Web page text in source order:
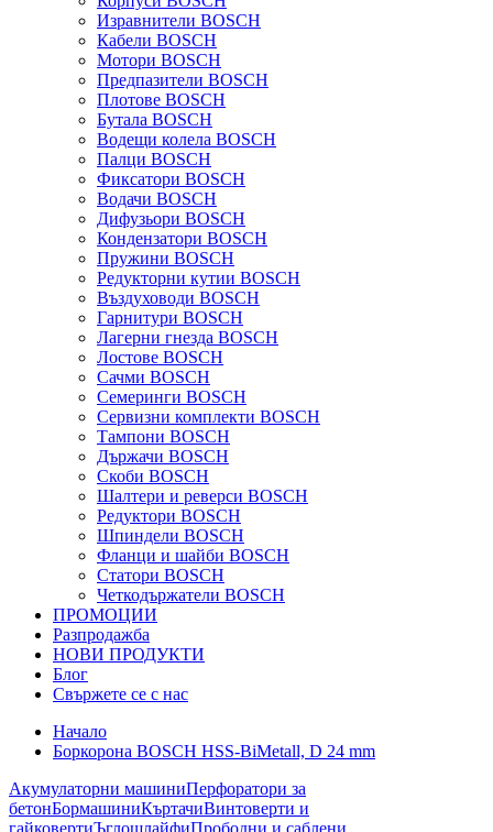
Изравнители BOSCH
Кабели BOSCH
Мотори BOSCH
Предпазители BOSCH
Плотове BOSCH
Бутала BOSCH
Водещи колела BOSCH
Палци BOSCH
Фиксатори BOSCH
Водачи BOSCH
Дифузьори BOSCH
Кондензатори BOSCH
Пружини BOSCH
Редукторни кутии BOSCH
Въздуховоди BOSCH
Гарнитури BOSCH
Лагерни гнезда BOSCH
Лостове BOSCH
Сачми BOSCH
Семеринги BOSCH
Сервизни комплекти BOSCH
Тампони BOSCH
Държачи BOSCH
Скоби BOSCH
Шалтери и реверси BOSCH
Редуктори BOSCH
Шпиндели BOSCH
Фланци и шайби BOSCH
Статори BOSCH
Четкодържатели BOSCH
ПРОМОЦИИ
Разпродажба
НОВИ ПРОДУКТИ
Блог
Свържете се с нас
Начало
Боркорона BOSCH HSS-BiMetall, D 24 mm
Акумулаторни машиниПерфоратори за
бетонБормашиниКъртачиВинтоверти и
гайковертиЪглошлайфиПрободни и саблени